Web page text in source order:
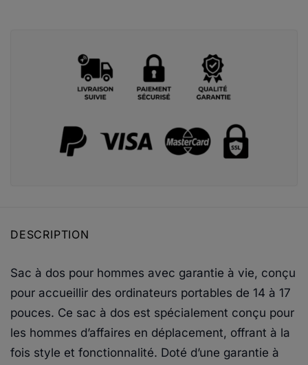
DESCRIPTION
Sac à dos pour hommes avec garantie à vie, conçu
pour accueillir des ordinateurs portables de 14 à 17
pouces. Ce sac à dos est spécialement conçu pour
les hommes d’affaires en déplacement, offrant à la
fois style et fonctionnalité. Doté d’une garantie à